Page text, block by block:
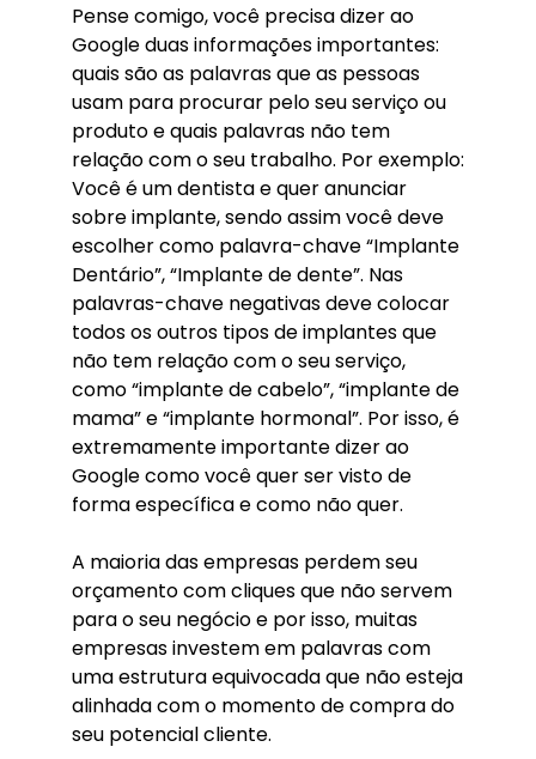
Pense comigo, você precisa dizer ao
Google duas informações importantes:
quais são as palavras que as pessoas
usam para procurar pelo seu serviço ou
produto e quais palavras não tem
relação com o seu trabalho. Por exemplo:
Você é um dentista e quer anunciar
sobre implante, sendo assim você deve
escolher como palavra-chave “Implante
Dentário”, “Implante de dente”. Nas
palavras-chave negativas deve colocar
todos os outros tipos de implantes que
não tem relação com o seu serviço,
como “implante de cabelo”, “implante de
mama” e “implante hormonal”. Por isso, é
extremamente importante dizer ao
Google como você quer ser visto de
forma específica e como não quer.
A maioria das empresas perdem seu
orçamento com cliques que não servem
para o seu negócio e por isso, muitas
empresas investem em palavras com
uma estrutura equivocada que não esteja
alinhada com o momento de compra do
seu potencial cliente.